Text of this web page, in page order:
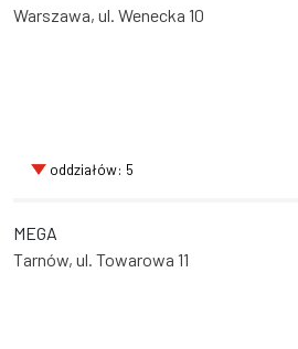
Warszawa, ul. Wenecka 10
oddziałów: 5
MEGA
Tarnów, ul. Towarowa 11